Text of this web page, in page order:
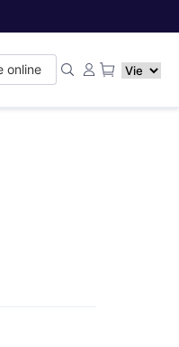
online